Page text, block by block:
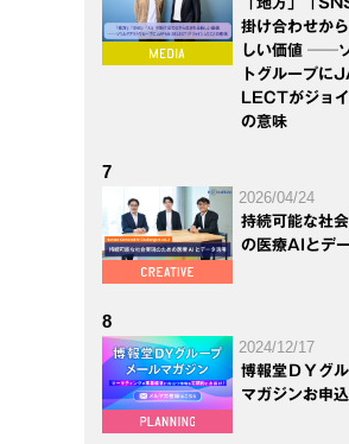
掛け合わせか
しい価値 ──
トグループ
LECTがジョ
の意味
7
2026/04/24
持続可能な社
の医療AIとデ
8
2024/12/17
博報堂ＤＹグ
マガジンお申